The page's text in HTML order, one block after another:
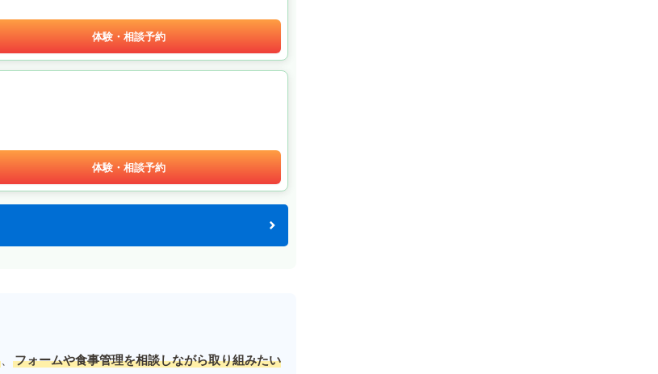
体験・相談予約
体験・相談予約
、
フォームや食事管理を相談しながら取り組みたい